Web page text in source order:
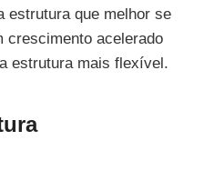
estrutura que melhor se
crescimento acelerado
estrutura mais flexível.